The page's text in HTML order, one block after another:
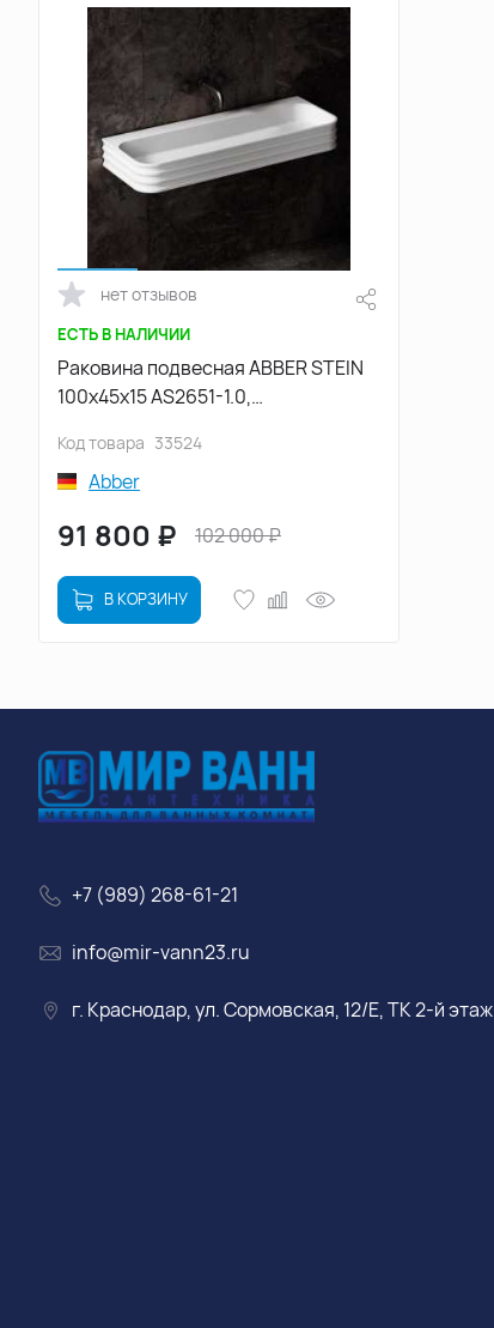
нет отзывов
ЕСТЬ В НАЛИЧИИ
Раковина подвесная ABBER STEIN
100х45х15 AS2651-1.0,
Код товара 33524
Abber
91 800 ₽ 102 000₽
В КОРЗИНУ
+7 (989) 268-61-21
info@mir-vann23.ru
г. Краснодар, ул. Сормовская, 12/Е, ТК 2-й этаж